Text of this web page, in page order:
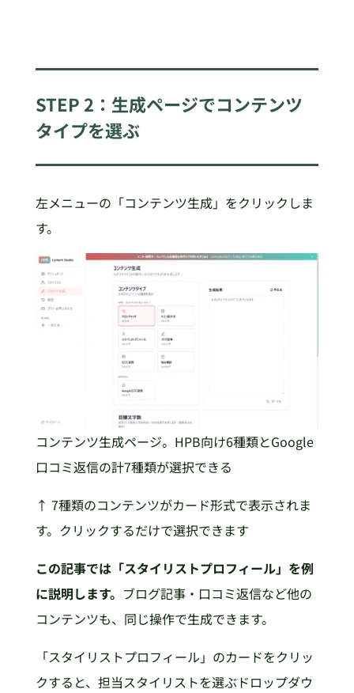
STEP 2：生成ページでコンテンツ
タイプを選ぶ
左メニューの「コンテンツ生成」をクリックしま
す。
コンテンツ生成ページ。HPB向け6種類とGoogle
口コミ返信の計7種類が選択できる
↑ 7種類のコンテンツがカード形式で表示されま
す。クリックするだけで選択できます
この記事では「スタイリストプロフィール」を例
に説明します。 ブログ記事・口コミ返信など他の
コンテンツも、同じ操作で生成できます。
「スタイリストプロフィール」のカードをクリッ
クすると、担当スタイリストを選ぶドロップダウ